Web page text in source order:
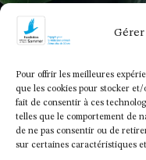
Pour offrir les meilleures
que les cookies pour stocker
fait de consentir à ces
telles que le comportement de
de ne pas consentir ou de
sur certaines caractéristiques